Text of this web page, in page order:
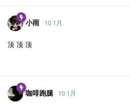
小雨 10 1月
顶 顶 顶
咖啡跑腿 10 1月